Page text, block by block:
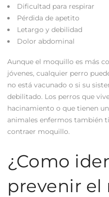
Dificultad para respirar
Pérdida de apetito
Letargo y debilidad
Dolor abdominal
Aunque el moquillo es más
jóvenes, cualquier perro
no está vacunado o si su
debilitado. Los perros que
hacinamiento o que tienen
animales enfermos también
contraer moquillo.
¿Como
prevenir